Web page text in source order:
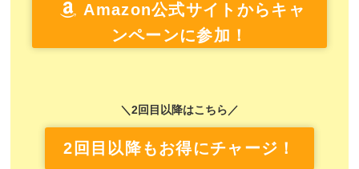
Amazon公式サイトからキャ
ンペーンに参加！
＼2回目以降はこちら／
2回目以降もお得にチャージ！